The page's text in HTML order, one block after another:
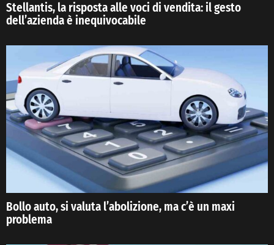
Stellantis, la risposta alle voci di vendita: il gesto
dell’azienda è inequivocabile
Bollo auto, si valuta l’abolizione, ma c’è un maxi
problema